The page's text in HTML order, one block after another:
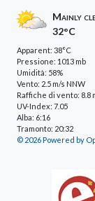
Mainly
32°C
Apparent: 38°C
Pressione: 1013 mb
Umidità: 58%
Vento: 2.5 m/s NNW
Raffiche di vento: 8.8
UV-Index: 7.05
Alba: 6:16
Tramonto: 20:32
© 2026 Powered by